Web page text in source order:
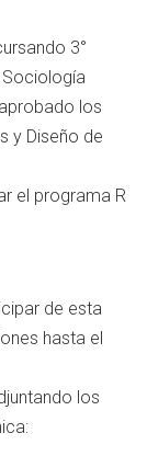
3°
los
y Diseño de
el programa R
de esta
hasta el
los